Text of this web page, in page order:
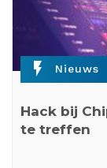
flash_on Nieuws
Hack bij
te treffen